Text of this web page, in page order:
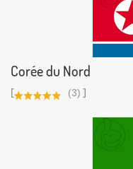
Corée du Nord
[ (3) ]